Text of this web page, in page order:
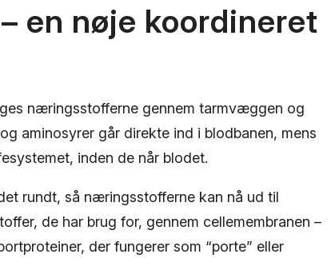
en nøje koordineret
næringsstofferne gennem tarmvæggen og
aminosyrer går direkte ind i blodbanen, mens
inden de når blodet.
rundt, så næringsstofferne kan nå ud til
de har brug for, gennem cellemembranen –
der fungerer som “porte” eller